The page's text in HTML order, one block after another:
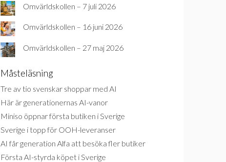
Omvärldskollen – 7 juli 2026
Omvärldskollen – 16 juni 2026
Omvärldskollen – 27 maj 2026
Måsteläsning
Tre av tio svenskar shoppar med AI
Här är generationernas AI-vanor
Miniso öppnar första butiken i Sverige
Sverige i topp för OOH-leveranser
AI får generation Alfa att besöka fler butiker
Första AI-styrda köpet i Sverige